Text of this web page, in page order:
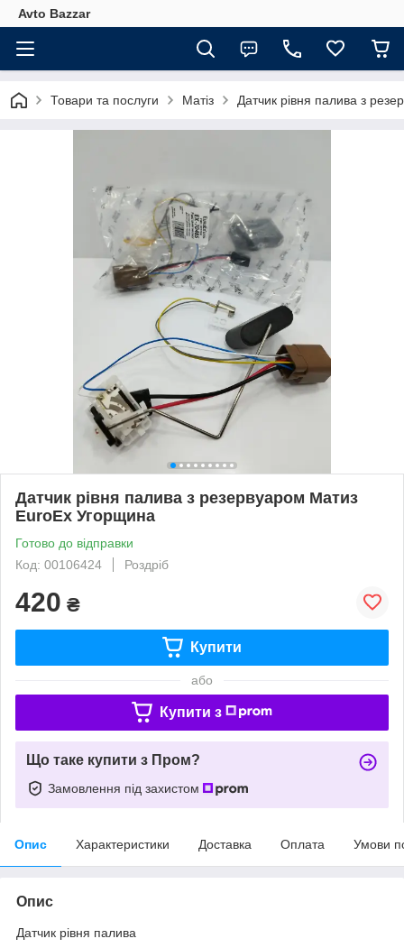
Avto Bazzar
Товари та послуги Матіз Датчик рівня палива з
Датчик рівня палива з резервуаром Матиз
EuroEx Угорщина
Готово до відправки
Код: 00106424
Роздріб
420 ₴
Купити
або
Купити з
Що таке купити з Пром?
Замовлення під захистом
Опис Характеристики Доставка Оплата Умови
Опис
Датчик рівня палива